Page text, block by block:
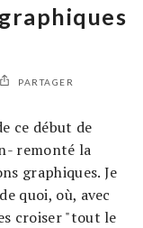
PARTAGER
ce début de
remonté la
graphiques. Je
quoi, où, avec
croiser "tout le